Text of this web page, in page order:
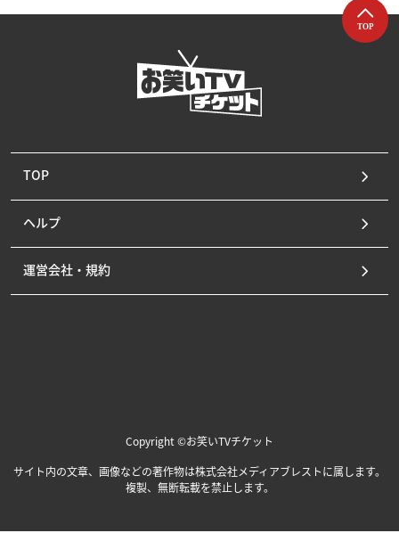
TOP
ヘルプ
運営会社・規約
Copyright ©お笑いTVチケット
サイト内の文章、画像などの著作物は株式会社メディアブレストに属します。
複製、無断転載を禁止します。